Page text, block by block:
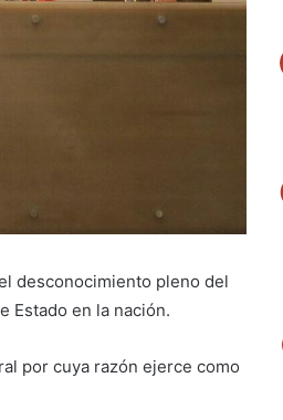
desconocimiento pleno del
Estado en la nación.
por cuya razón ejerce como